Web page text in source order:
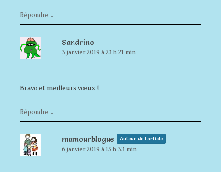
Répondre ↓
Sandrine
3 janvier 2019 à 23 h 21 min
Bravo et meilleurs vœux !
Répondre ↓
mamourblogue Auteur de l’article
6 janvier 2019 à 15 h 33 min